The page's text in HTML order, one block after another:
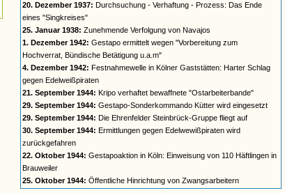
20. Dezember 1937: Durchsuchung - Verhaftung - Prozess: Das Ende
eines "Singkreises"
25. Januar 1938: Zunehmende Verfolgung von Navajos
1. Dezember 1942: Gestapo ermittelt wegen "Vorbereitung zum
Hochverrat, Bündische Betätigung u.a.m"
4. Dezember 1942: Festnahmewelle in Kölner Gaststätten: Harter Schlag
gegen Edelweißpiraten
21. September 1944: Kripo verhaftet bewaffnete "Ostarbeiterbande"
29. September 1944: Gestapo-Sonderkommando Kütter wird eingesetzt
29. September 1944: Die Ehrenfelder Steinbrück-Gruppe fliegt auf
30. September 1944: Ermittlungen gegen Edelwewißpiraten wird
zurückgefahren
22. Oktober 1944: Gestapoaktion in Köln: Einweisung von 110 Häftlingen in
Brauweiler
25. Oktober 1944: Öffentliche Hinrichtung von Zwangsarbeitern